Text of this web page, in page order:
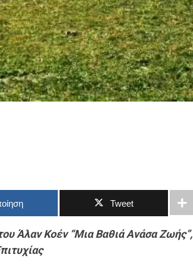
Tweet
Άλαν Κοέν “Μια Βαθιά Ανάσα Ζωής”,